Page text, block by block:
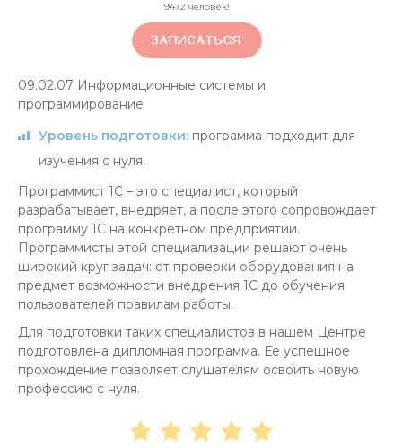
9472 человек!
09.02.07 Информационные системы и
программирование
Уровень подготовки: программа подходит для
изучения с нуля.
Программист 1С – это специалист, который
разрабатывает, внедряет, а после этого сопровождает
программу 1С на конкретном предприятии.
Программисты этой специализации решают очень
широкий круг задач: от проверки оборудования на
предмет возможности внедрения 1С до обучения
пользователей правилам работы.
Для подготовки таких специалистов в нашем Центре
подготовлена дипломная программа. Ее успешное
прохождение позволяет слушателям освоить новую
профессию с нуля.